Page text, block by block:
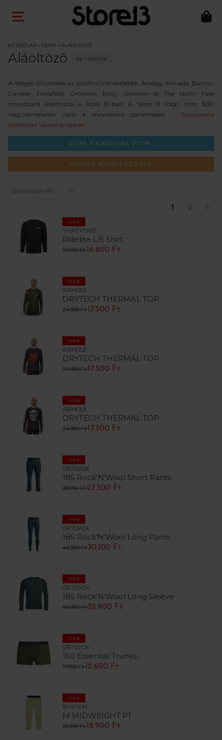
KEZDŐLAP » FÉRFI » ALÁÖLTÖZŐ
Aláöltöző 86 TERMÉK
A réteges öltözködés az aláöltözőnél kezdődik. Analog, Armada, Burton,
Dainese, Forcefield, Ortorvox, Roxy, Salomon és The North Face
snowboard aláöltözők a Store 13-ban! A Store 13 több, mint 300
négyzetméteren várja a snowboard szerelmeseit. • Snowboard
Aláöltözet választás tippek.
CSAK A KAROLINA ÚTON.
GYEREK ALÁÖLTÖZŐ ITT
1 2 »
-30%
THIRTYTWO
Ridelite L/S Shirt
23.990 Ft 16.800 Ft
-30%
AIRHOLE
DRYTECH THERMAL TOP
24.990 Ft 17.500 Ft
-30%
AIRHOLE
DRYTECH THERMAL TOP
24.990 Ft 17.500 Ft
-30%
AIRHOLE
DRYTECH THERMAL TOP
24.990 Ft 17.500 Ft
-30%
ORTOVOX
185 Rock'N'Wool Short Pants
38.990 Ft27.300 Ft
-30%
ORTOVOX
185 Rock'N'Wool Long Pants
42.990 Ft30.100 Ft
-30%
ORTOVOX
185 Rock'N'Wool Long Sleeve
46.990 Ft32.900 Ft
-30%
ORTOVOX
150 Essential Trunks
17.990 Ft 12.600 Ft
-30%
BURTON
M MIDWEIGHT PT
26.990 Ft 18.900 Ft